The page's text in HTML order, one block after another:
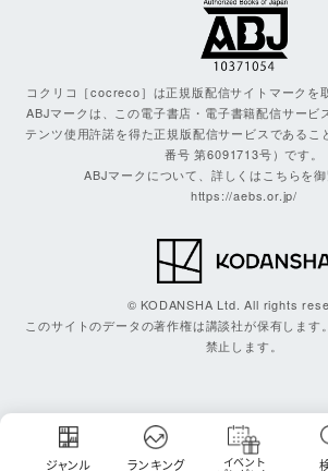
ジャンル ランキング イベント
コクリコ［cocreco］は正規版配信サイトマークを
ABJマークは、この電子書店・電子書籍配信サービ
テンツ使用許諾を得た正規版配信サービスであるこ
番号 第6091713号）です。
ABJマークについて、詳しくはこちらを御
https://aebs.or.jp/
© KODANSHA Ltd. All rights
このサイトのデータの著作権は講談社が保有します
禁止します。